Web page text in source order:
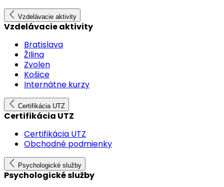
Vzdelávacie aktivity
Vzdelávacie aktivity
Bratislava
ŽIlina
Zvolen
Košice
Internátne kurzy
Certifikácia UTZ
Certifikácia UTZ
Certifikácia UTZ
Obchodné podmienky
Psychologické služby
Psychologické služby